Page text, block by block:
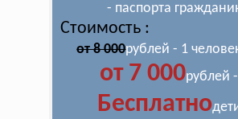
- паспорта
Стоимость :
от 8 000рублей - 1
от 7 000рублей
Бесплатно